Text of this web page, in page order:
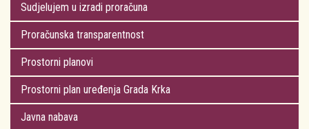
Sudjelujem u izradi proračuna
Proračunska transparentnost
Prostorni planovi
Prostorni plan uređenja Grada Krka
Javna nabava